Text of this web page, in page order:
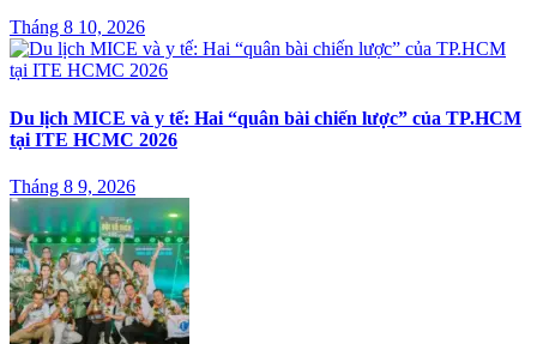
Tháng 8 10, 2026
Du lịch MICE và y tế: Hai “quân bài chiến lược” của TP.HCM
tại ITE HCMC 2026
Tháng 8 9, 2026